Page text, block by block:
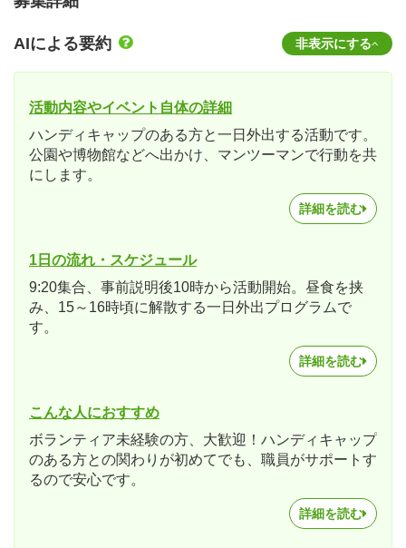
AIによる要約 非表示にする
活動内容やイベント自体の詳細
ハンディキャップのある方と一日外出する活動です。
公園や博物館などへ出かけ、マンツーマンで行動を共
にします。
詳細を読む
1日の流れ・スケジュール
9:20集合、事前説明後10時から活動開始。昼食を挟
み、15～16時頃に解散する一日外出プログラムで
す。
詳細を読む
こんな人におすすめ
ボランティア未経験の方、大歓迎！ハンディキャップ
のある方との関わりが初めてでも、職員がサポートす
るので安心です。
詳細を読む